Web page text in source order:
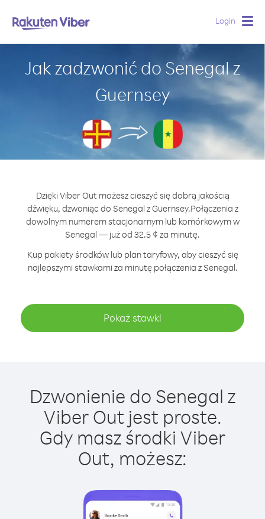
Login
Jak zadzwonić do Senegal z
Guernsey
Dzięki Viber Out możesz cieszyć się dobrą jakością
dźwięku, dzwoniąc do Senegal z Guernsey.Połączenia z
dowolnym numerem stacjonarnym lub komórkowym w
Senegal — już od 32.5 ¢ za minutę.
Kup pakiety środków lub plan taryfowy, aby cieszyć się
najlepszymi stawkami za minutę połączenia z Senegal.
Pokaż stawki
Dzwonienie do Senegal z
Viber Out jest proste.
Gdy masz środki Viber
Out, możesz: